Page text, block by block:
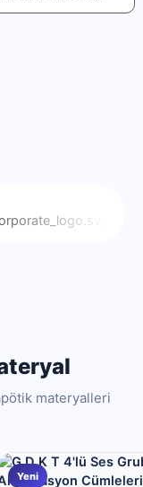
materyalleri
Yeni